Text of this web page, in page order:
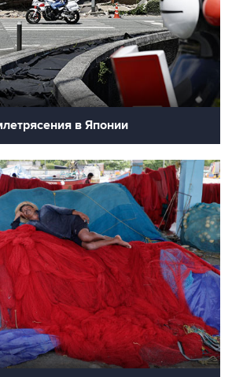
в Японии